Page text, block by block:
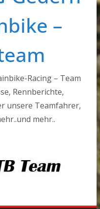
–
Racing – Team
Rennberichte,
unsere Teamfahrer,
mehr..